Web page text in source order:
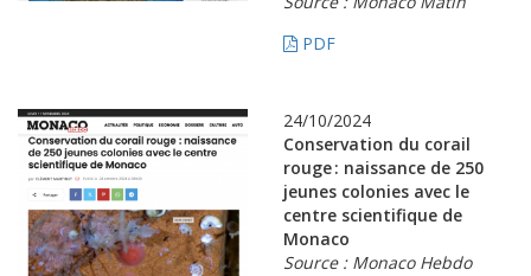
PDF
24/10/2024
Conservation du corail
rouge : naissance de 250
jeunes colonies avec le
centre scientifique de
Monaco
Source : Monaco Hebdo